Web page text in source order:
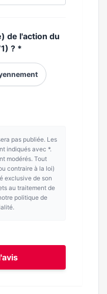
de l'action du
? *
pas publiée. Les
indiqués avec *.
modérés. Tout
contraire à la loi)
exclusive de son
au traitement de
politique de